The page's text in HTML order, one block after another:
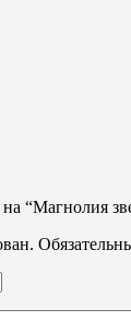
“Магнолия